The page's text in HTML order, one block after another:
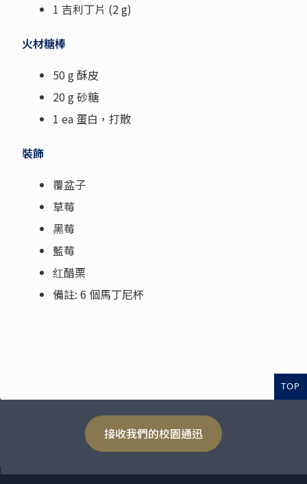
1 吉利丁片 (2 g)
火材糖棒
50 g 酥皮
20 g 砂糖
1 ea 蛋白，打散
裝飾
覆盆子
草莓
黑莓
藍莓
红醋栗
備註: 6 個馬丁尼杯
TOP
接收我們的校園通迅